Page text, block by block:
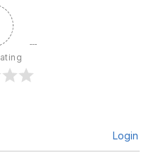
Login